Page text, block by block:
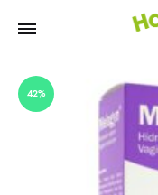
42%